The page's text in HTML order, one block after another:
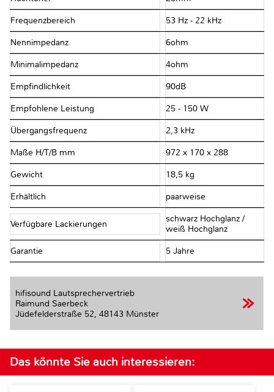
Frequenzbereich 53 Hz - 22 kHz
Nennimpedanz 6ohm
Minimalimpedanz 4ohm
Empfindlichkeit 90dB
Empfohlene Leistung 25 - 150 W
Übergangsfrequenz 2,3 kHz
Maße H/T/B mm 972 x 170 x 288
Gewicht 18,5 kg
Erhältlich paarweise
Verfügbare Lackierungen
schwarz Hochglanz /
weiß Hochglanz
Garantie 5 Jahre
hifisound Lautsprechervertrieb
Raimund Saerbeck
Jüdefelderstraße 52, 48143 Münster
Das könnte Sie auch interessieren: